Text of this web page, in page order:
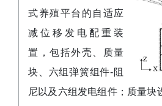
式养殖平台的自适应
减位移发电配重装
置，包括外壳、质量
块、六组弹簧组件‑阻
尼以及六组发电组件；质量块